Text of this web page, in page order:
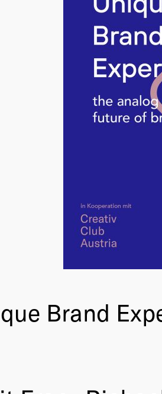
Brand